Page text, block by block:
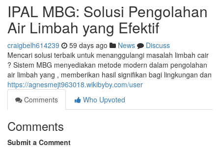
IPAL MBG: Solusi Pengolahan
Air Limbah yang Efektif
craigbelh614239 59 days ago News
Discuss
Mencari solusi terbaik untuk menanggulangi masalah limbah cair
? Sistem MBG menyediakan metode modern dalam pengolahan
air limbah yang , memberikan hasil signifikan bagi lingkungan dan
https://agnesmejt963018.wikibyby.com/user
Comments
Who Upvoted
Comments
Submit a Comment